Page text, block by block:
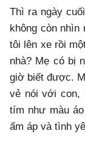
Thì ra ngày
không còn nhìn
tôi lên xe rồi
nhà? Mẹ có bị
giờ biết được.
vẻ nói với con,
tím như màu
ấm áp và tình